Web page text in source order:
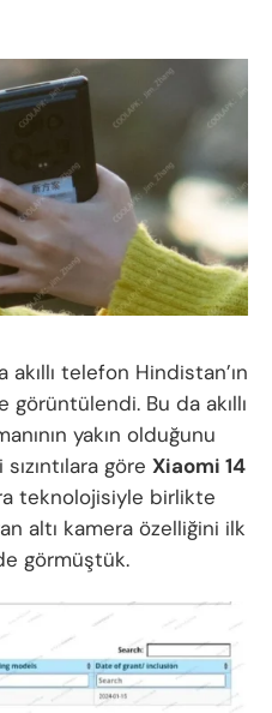
akıllı telefon Hindistan’ın
Bu da akıllı
yakın olduğunu
göre Xiaomi 14
teknolojisiyle birlikte
altı kamera özelliğini ilk
görmüştük.